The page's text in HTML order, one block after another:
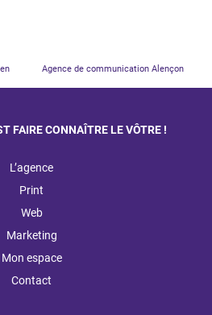
Agence de communication Alençon
FAIRE CONNAÎTRE LE VÔTRE !
L’agence
Print
Web
Marketing
Mon espace
Contact